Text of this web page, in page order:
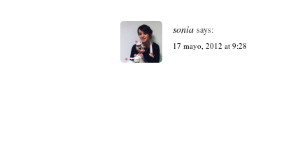
sonia says:
17 mayo, 2012 at 9:28